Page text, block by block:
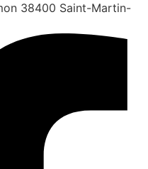
38400 Saint-Martin-